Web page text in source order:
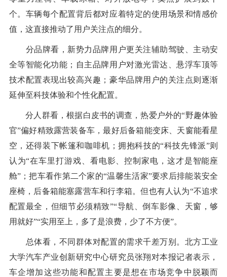
个。车辆每个配置背后都对应着特定的使用场景和情感价
值，这直接推动了用户关注点的细分。
分品牌看，新势力品牌用户更关注辅助驾驶、主动安
全等智能化功能；自主品牌用户对激光雷达、悬浮车顶等
技术配置表现出较高兴趣；豪华品牌用户的关注点则逐渐
延伸至科技体验和个性化配置。
分人群看，根据白皮书的调查，热爱户外的“野趣体验
官”偏好精致露营装备车，最好后备箱能变床、天窗能看星
空，还得装下帐篷和咖啡机；拥抱科技的“科技先锋派”则
认为“在车里打游戏、看电影、控制家电，这才是智能座
舱”；把车看作第二个家的“温馨生活家”要求后排能装安全
座椅，后备箱能塞露营车和行李箱。但也有人认为“不追求
配置最全，但细节必须精致”“导航、倒车影像、天窗，够
用就好”“实用至上，多了是浪费，少了不方便”。
总体看，不同群体对配置的需求千差万别。北方工业
大学汽车产业创新研究中心研究员张翔对本报记者表示，
车企增加这些功能和配置主要是想在市场竞争中脱颖而